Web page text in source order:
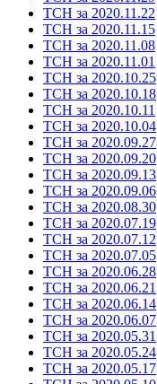
ТСН за 2020.11.22
ТСН за 2020.11.15
ТСН за 2020.11.08
ТСН за 2020.11.01
ТСН за 2020.10.25
ТСН за 2020.10.18
ТСН за 2020.10.11
ТСН за 2020.10.04
ТСН за 2020.09.27
ТСН за 2020.09.20
ТСН за 2020.09.13
ТСН за 2020.09.06
ТСН за 2020.08.30
ТСН за 2020.07.19
ТСН за 2020.07.12
ТСН за 2020.07.05
ТСН за 2020.06.28
ТСН за 2020.06.21
ТСН за 2020.06.14
ТСН за 2020.06.07
ТСН за 2020.05.31
ТСН за 2020.05.24
ТСН за 2020.05.17